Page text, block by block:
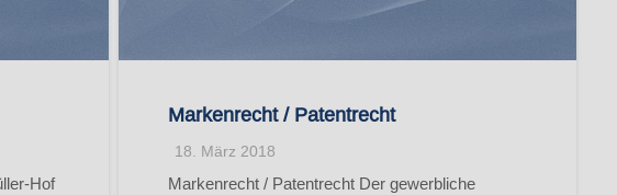
Hof
Markenrecht / Patentrecht
18. März 2018
Markenrecht / Patentrecht Der gewerbliche